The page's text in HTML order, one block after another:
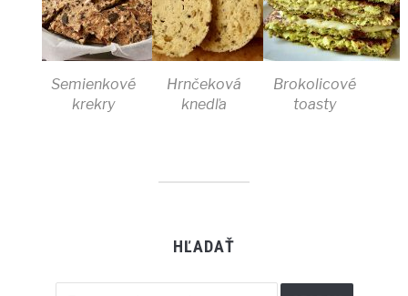
Semienkové
krekry
Hrnčeková
knedľa
Brokolicové
toasty
HĽADAŤ